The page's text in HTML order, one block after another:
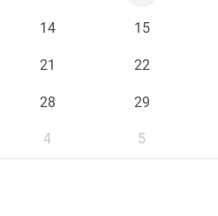
14 15
21 22
28 29
4 5